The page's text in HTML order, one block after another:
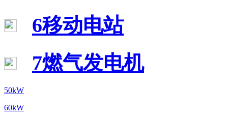
6移动电站
7燃气发电机
50kW
60kW